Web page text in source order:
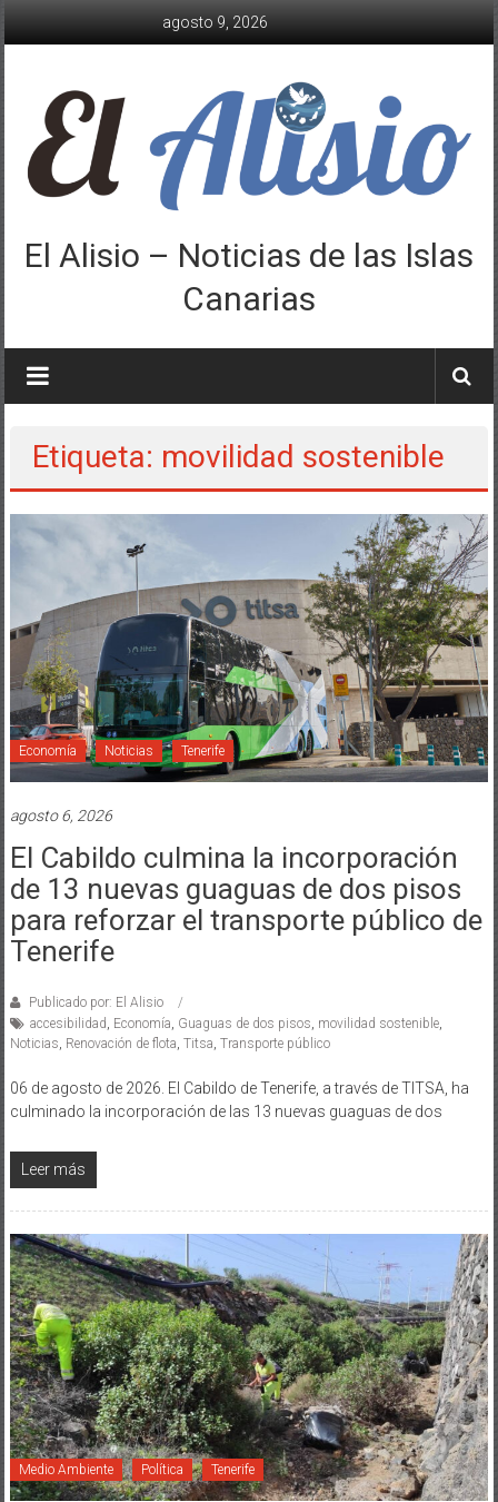
agosto 9, 2026
El Alisio – Noticias de las Islas
Canarias
Etiqueta: movilidad sostenible
Economía Noticias Tenerife
agosto 6, 2026
El Cabildo culmina la incorporación
de 13 nuevas guaguas de dos pisos
para reforzar el transporte público de
Tenerife
Publicado por: El Alisio
accesibilidad Economía Guaguas de dos pisos movilidad sostenible,
Noticias Renovación de flota Titsa Transporte público
06 de agosto de 2026. El Cabildo de Tenerife, a través de TITSA, ha
culminado la incorporación de las 13 nuevas guaguas de dos
Leer más
Medio Ambiente Política Tenerife